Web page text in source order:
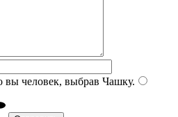
вы человек, выбрав Чашку.